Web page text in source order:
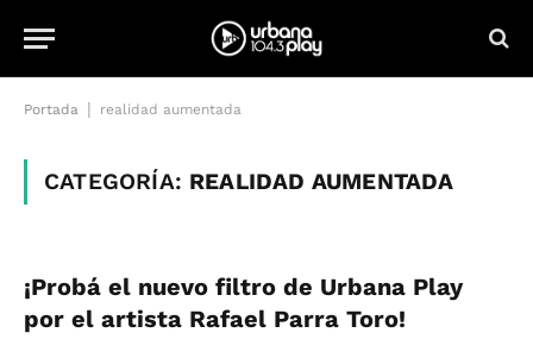
Portada realidad aumentada
CATEGORÍA: REALIDAD AUMENTADA
¡Probá el nuevo filtro de Urbana Play
por el artista Rafael Parra Toro!